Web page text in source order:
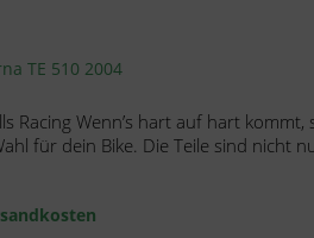
TE 510 2004
Racing Wenn’s hart auf hart
für dein Bike. Die Teile sind nicht